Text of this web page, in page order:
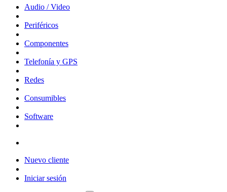
Audio / Video
Periféricos
Componentes
Telefonía y GPS
Redes
Consumibles
Software
Nuevo cliente
Iniciar sesión